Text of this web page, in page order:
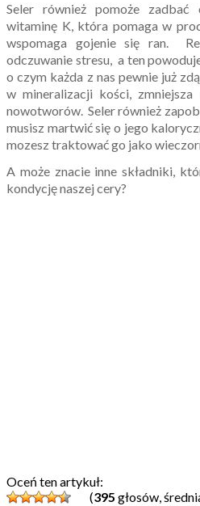
Seler również pomoże
witaminę K, która pomaga w
wspomaga gojenie się ran.
odczuwanie stresu, a ten
o czym każda z nas pewnie już
w mineralizacji kości,
nowotworów. Seler również
musisz martwić się o jego
mozesz traktować go jako
A może znacie inne składniki,
kondycję naszej cery?
Oceń ten artykuł:
(395 głosów,